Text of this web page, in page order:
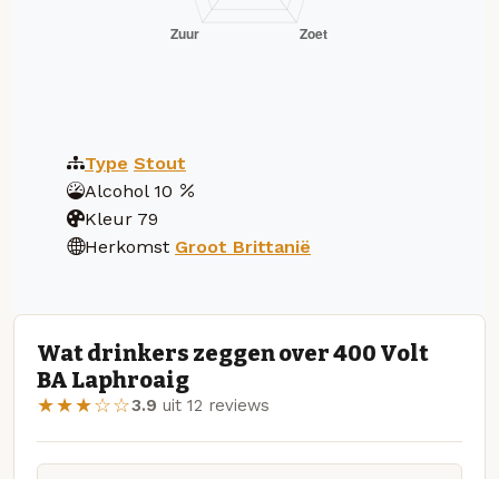
Type Stout
Alcohol 10
Kleur 79
Herkomst Groot Brittanië
Wat drinkers zeggen over 400 Volt
BA Laphroaig
★★★☆☆3.9 uit 12 reviews